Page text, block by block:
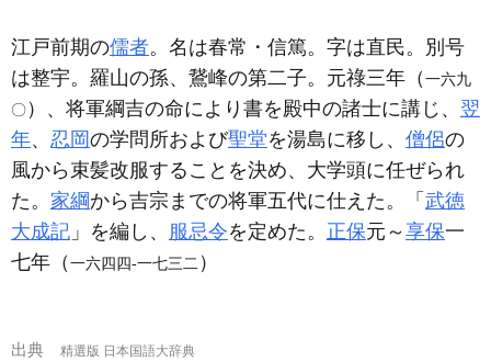
江戸前期の儒者。名は春常・信篤。字は直民。別号
は整宇。羅山の孫、鵞峰の第二子。元祿三年（一六九
〇）、将軍綱吉の命により書を殿中の諸士に講じ、 翌
年、 忍岡 の学問所および聖堂を湯島に移し、 僧侶の
風から束髪改服することを決め、大学頭に任ぜられ
た。 家綱から吉宗までの将軍五代に仕えた。「 武徳
大成記 」を編し、 服忌令を定めた。 正保元～ 享保一
七年（一六四四‐一七三二 ）
出典
精選版 日本国語大辞典